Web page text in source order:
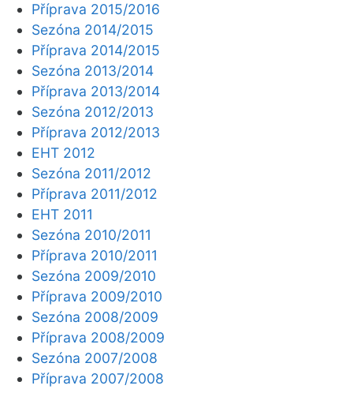
Příprava 2015/2016
Sezóna 2014/2015
Příprava 2014/2015
Sezóna 2013/2014
Příprava 2013/2014
Sezóna 2012/2013
Příprava 2012/2013
EHT 2012
Sezóna 2011/2012
Příprava 2011/2012
EHT 2011
Sezóna 2010/2011
Příprava 2010/2011
Sezóna 2009/2010
Příprava 2009/2010
Sezóna 2008/2009
Příprava 2008/2009
Sezóna 2007/2008
Příprava 2007/2008